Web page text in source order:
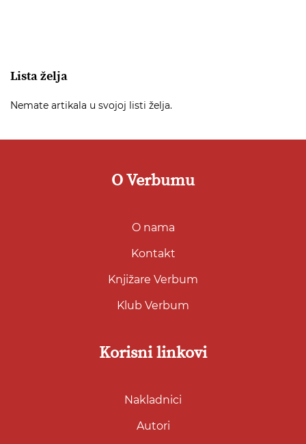
Lista želja
Nemate artikala u svojoj listi želja.
O Verbumu
O nama
Kontakt
Knjižare Verbum
Klub Verbum
Korisni linkovi
Nakladnici
Autori